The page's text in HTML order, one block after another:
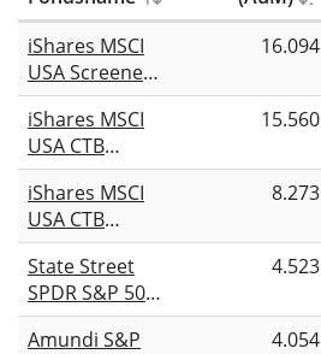
iShares MSCI
USA Screened
UCITS ETF USD
(Acc)
16.094
iShares MSCI
USA CTB
Enhanced ESG
UCITS ETF USD
(Dist)
15.560
iShares MSCI
USA CTB
Enhanced ESG
UCITS ETF USD
(Acc)
8.273
State Street
SPDR S&P 500
Leaders UCITS
ETF USD
4.523
Amundi S&P
4.054